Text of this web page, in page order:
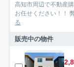
高知市周辺で不動産
お任せください！！
る
販売中の物件